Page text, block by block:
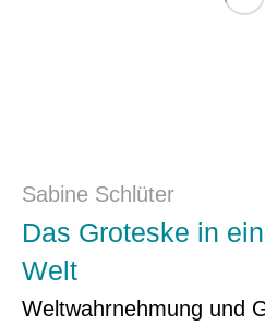
Sabine Schlüter
Das Groteske in
Welt
Weltwahrnehmung und